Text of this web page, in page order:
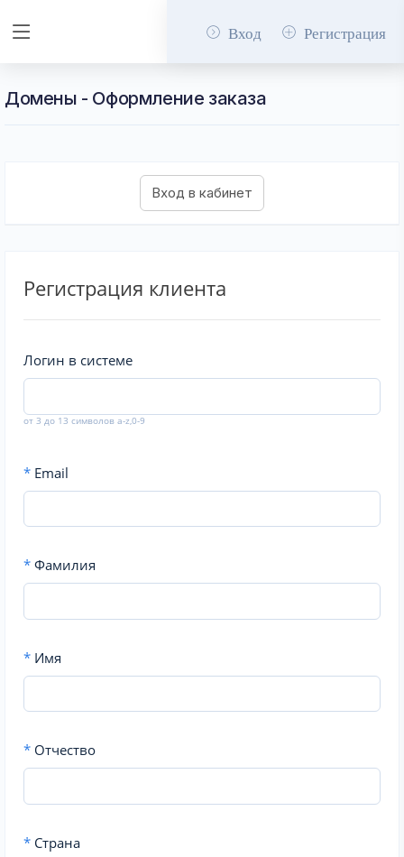
Вход Регистрация
Домены - Оформление заказа
Регистрация клиента
Логин в системе
от 3 до 13 символов a-z,0-9
* Email
* Фамилия
* Имя
* Отчество
* Страна